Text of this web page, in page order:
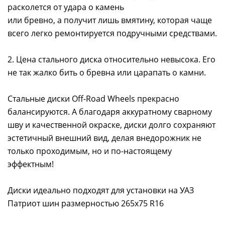
расколется от удара о камень
или бревно, а получит лишь вмятину, которая чаще
всего легко ремонтируется подручными средствами.
2. Цена стального диска относительно невысока. Его
не так жалко бить о бревна или царапать о камни.
Стальные диски Off-Road Wheels прекрасно
балансируются. А благодаря аккуратному сварному
шву и качественной окраске, диски долго сохраняют
эстетичный внешний вид, делая внедорожник не
только проходимым, но и по-настоящему
эффектным!
Диски идеально подходят для установки на УАЗ
Патриот шин размерностью 265х75 R16